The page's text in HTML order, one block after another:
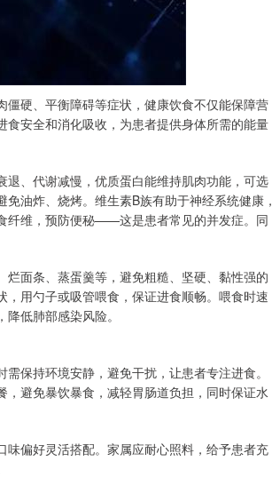
硬、平衡障碍等症状，健康饮食不仅能保障营
安全和消化吸收，为患者提供身体所需的能量
、代谢减慢，优质蛋白能维持肌肉功能，可选
油炸、烧烤。维生素B族有助于神经系统健康，
纤维，预防便秘——这是患者常见的并发症。同
面条、蒸蛋羹等，避免粗糙、坚硬、黏性强的
用勺子或吸管喂食，保证进食顺畅。喂食时速
低肺部感染风险。
保持环境安静，避免干扰，让患者专注进食。
避免暴饮暴食，减轻胃肠道负担，同时保证水
偏好灵活搭配。家属应耐心照料，给予患者充